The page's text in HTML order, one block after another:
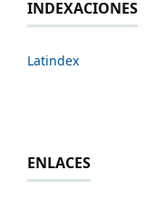
INDEXACIONES
Latindex
ENLACES